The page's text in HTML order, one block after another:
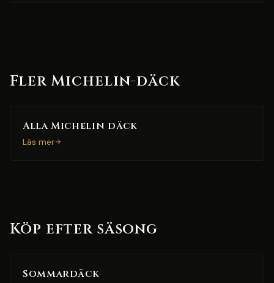
Fler Michelin-däck
Alla Michelin däck
Läs mer
Köp efter säsong
Sommardäck